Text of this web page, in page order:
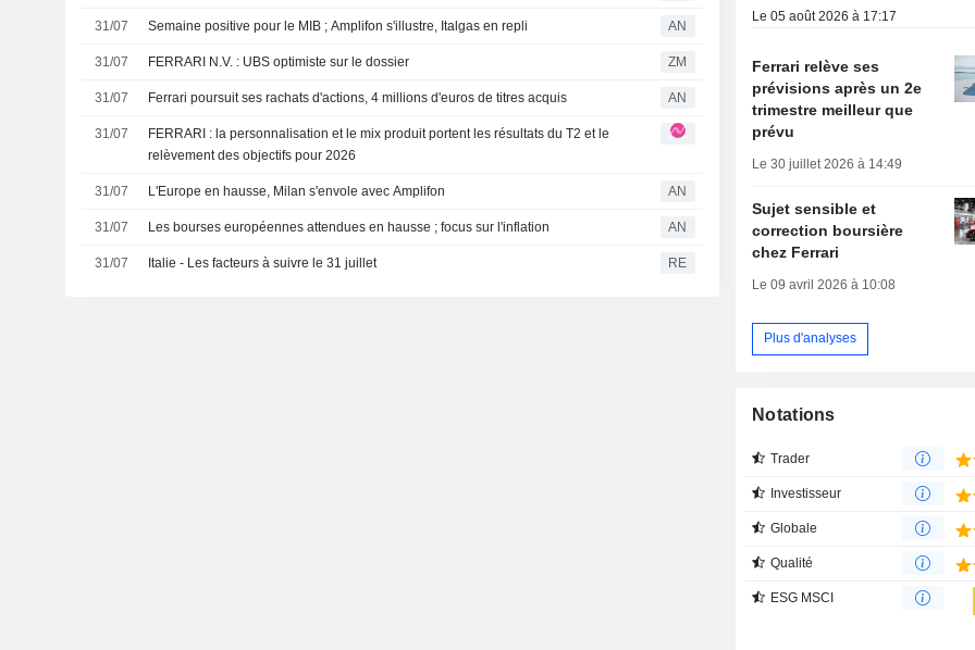
31/07 Semaine positive pour le MIB ; Amplifon s'illustre, Italgas en repli AN
31/07 FERRARI N.V. : UBS optimiste sur le dossier ZM
31/07 Ferrari poursuit ses rachats d'actions, 4 millions d'euros de titres acquis AN
31/07
FERRARI : la personnalisation et le mix produit portent les résultats du T2 et le
relèvement des objectifs pour 2026
31/07 L'Europe en hausse, Milan s'envole avec Amplifon AN
31/07 Les bourses européennes attendues en hausse ; focus sur l'inflation AN
31/07 Italie - Les facteurs à suivre le 31 juillet RE
Le 05 août 2026 à 17:17
Ferrari relève ses
prévisions après un 2e
trimestre meilleur que
prévu
Le 30 juillet 2026 à 14:49
Sujet sensible et
correction boursière
chez Ferrari
Le 09 avril 2026 à 10:08
Plus d'analyses
Notations
Trader
Investisseur
Globale
Qualité
ESG MSCI